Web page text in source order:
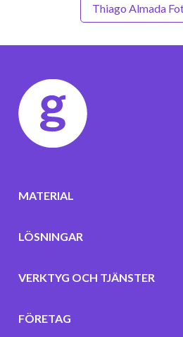
Thiago Almada
MATERIAL
LÖSNINGAR
VERKTYG OCH TJÄNSTER
FÖRETAG